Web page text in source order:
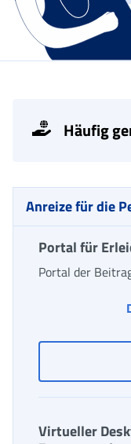
Anreize für die
Portal für
Portal der
Virtueller
Häufig